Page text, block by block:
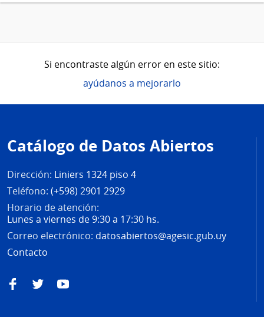
Si encontraste algún error en este sitio:
ayúdanos a mejorarlo
de
página
Catálogo de Datos Abiertos
Dirección: Liniers 1324 piso 4
Teléfono: (+598) 2901 2929
Horario de atención:
Lunes a viernes de 9:30 a 17:30 hs.
Correo electrónico: datosabiertos@agesic.gub.uy
Contacto
FacebookTwitterYouTube